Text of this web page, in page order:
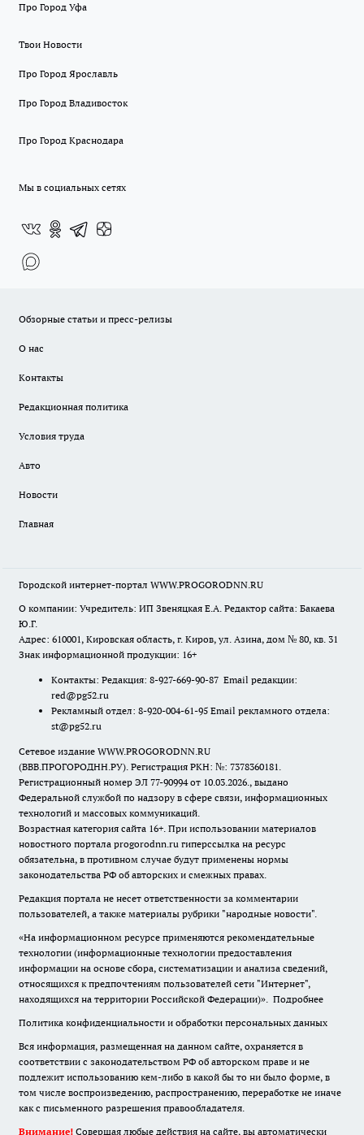
Про Город Уфа
Твои Новости
Про Город Ярославль
Про Город Владивосток
Про Город Краснодара
Мы в социальных сетях
Обзорные статьи и пресс-релизы
О нас
Контакты
Редакционная политика
Условия труда
Авто
Новости
Главная
Городской интернет-портал WWW.PROGORODNN.RU
О компании: Учредитель: ИП Звеняцкая Е.А. Редактор сайта: Бакаева
Ю.Г.
Адрес: 610001, Кировская область, г. Киров, ул. Азина, дом № 80, кв. 31
Знак информационной продукции: 16+
Контакты: Редакция: 8-927-669-90-87 Email редакции:
red@pg52.ru
Рекламный отдел: 8-920-004-61-95 Email рекламного отдела:
st@pg52.ru
Сетевое издание WWW.PROGORODNN.RU
(ВВВ.ПРОГОРОДНН.РУ). Регистрация РКН: №: 7378360181.
Регистрационный номер ЭЛ 77-90994 от 10.03.2026., выдано
Федеральной службой по надзору в сфере связи, информационных
технологий и массовых коммуникаций.
Возрастная категория сайта 16+. При использовании материалов
новостного портала progorodnn.ru гиперссылка на ресурс
обязательна, в противном случае будут применены нормы
законодательства РФ об авторских и смежных правах.
Редакция портала не несет ответственности за комментарии
пользователей, а также материалы рубрики "народные новости".
«На информационном ресурсе применяются рекомендательные
технологии (информационные технологии предоставления
информации на основе сбора, систематизации и анализа сведений,
относящихся к предпочтениям пользователей сети "Интернет",
находящихся на территории Российской Федерации)». Подробнее
Политика конфиденциальности и обработки персональных данных
Вся информация, размещенная на данном сайте, охраняется в
соответствии с законодательством РФ об авторском праве и не
подлежит использованию кем-либо в какой бы то ни было форме, в
том числе воспроизведению, распространению, переработке не иначе
как с письменного разрешения правообладателя.
Внимание! Совершая любые действия на сайте, вы автоматически